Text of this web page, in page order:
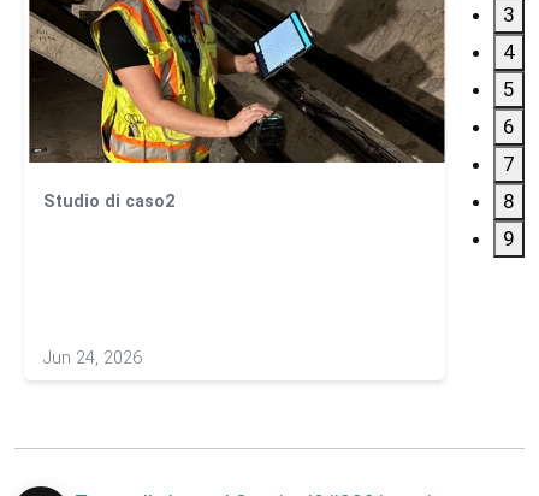
Studio di caso2
Jun 24, 2026
3
4
5
6
7
8
9